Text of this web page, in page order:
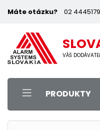
Máte otázku? 02
VÁŠ
PRODUKTY